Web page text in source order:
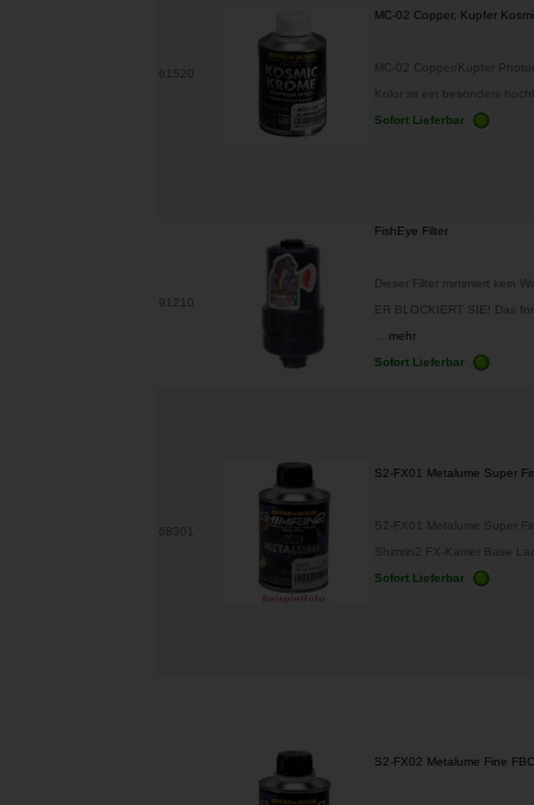
61520
MC-02 Copper, Kupfer
MC-02 Copper/Kupfer
Kolor ist ein besonders
Sofort Lieferbar
91210
FishEye Filter
Dieser Filter minimiert kein
ER BLOCKIERT SIE! Das
mehr
Sofort Lieferbar
68301
S2-FX01 Metalume Super
S2-FX01 Metalume Super
Shimrin2 FX-Karrier Base
Sofort Lieferbar
S2-FX02 Metalume Fine